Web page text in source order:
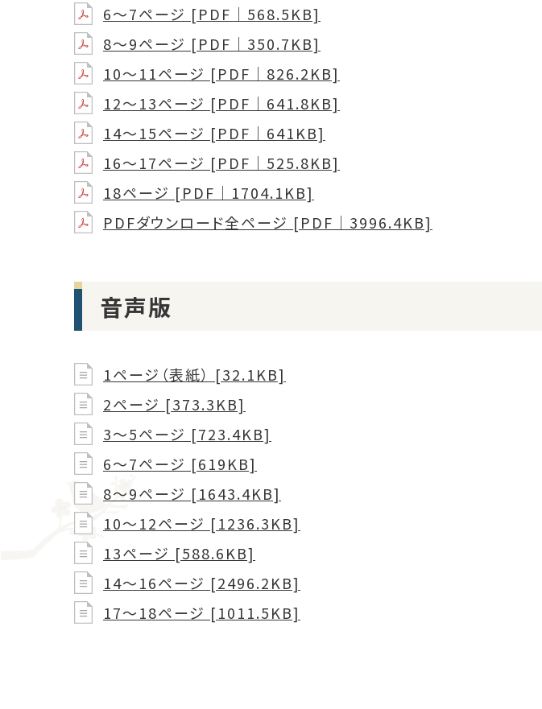
6～7ページ [PDF｜568.5KB]
8～9ページ [PDF｜350.7KB]
10～11ページ [PDF｜826.2KB]
12～13ページ [PDF｜641.8KB]
14～15ページ [PDF｜641KB]
16～17ページ [PDF｜525.8KB]
18ページ [PDF｜1704.1KB]
PDFダウンロード全ページ [PDF｜3996.4KB]
音声版
1ページ（表紙） [32.1KB]
2ページ [373.3KB]
3～5ページ [723.4KB]
6～7ページ [619KB]
8～9ページ [1643.4KB]
10～12ページ [1236.3KB]
13ページ [588.6KB]
14～16ページ [2496.2KB]
17～18ページ [1011.5KB]